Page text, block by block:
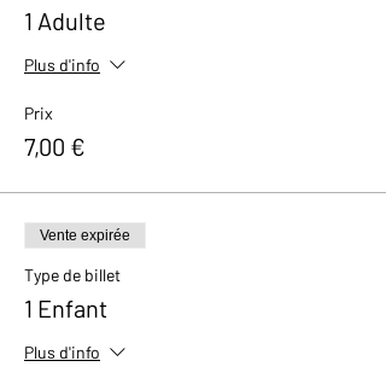
1 Adulte
Plus d'info
Prix
7,00 €
Vente expirée
Type de billet
1 Enfant
Plus d'info